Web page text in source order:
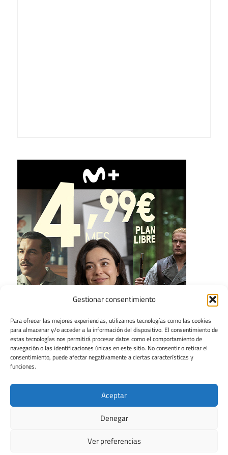
Gestionar consentimiento
Para ofrecer las mejores experiencias, utilizamos tecnologías como las cookies
para almacenar y/o acceder a la información del dispositivo. El consentimiento de
estas tecnologías nos permitirá procesar datos como el comportamiento de
navegación o las identificaciones únicas en este sitio. No consentir o retirar el
consentimiento, puede afectar negativamente a ciertas características y
funciones.
Aceptar
Denegar
Ver preferencias